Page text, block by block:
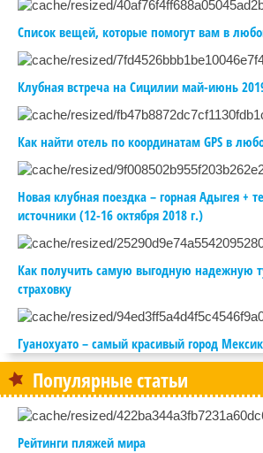
Список вещей, которые помогут вам в
Клубная встреча на Сицилии май-июнь
Как найти отель по координатам GPS в
Новая клубная поездка – горная Адыгея +
источники (12-16 октября 2018 г.)
Как получить самую выгодную надежную
страховку
Гуанохуато – самый красивый город
Популярные статьи
Рейтинги пляжей мира